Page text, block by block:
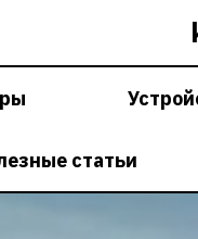
статьи